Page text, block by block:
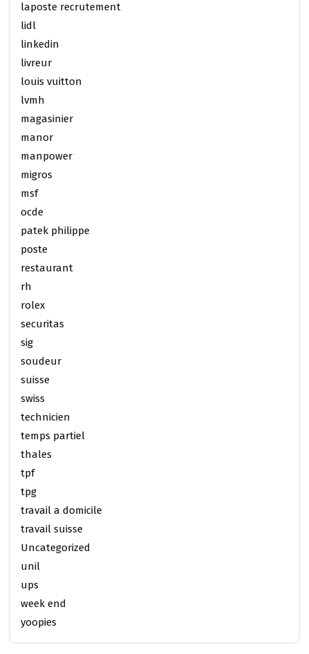
laposte recrutement
lidl
linkedin
livreur
louis vuitton
lvmh
magasinier
manor
manpower
migros
msf
ocde
patek philippe
poste
restaurant
rh
rolex
securitas
sig
soudeur
suisse
swiss
technicien
temps partiel
thales
tpf
tpg
travail a domicile
travail suisse
Uncategorized
unil
ups
week end
yoopies